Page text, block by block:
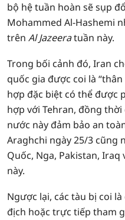
bộ hệ tuần hoàn sẽ sụp
Mohammed Al-Hashemi
trên Al Jazeeratuần này.
Trong bối cảnh đó, Iran
quốc gia được coi là
hợp đặc biệt có thể được
hợp với Tehran, đồng
nước này đảm bảo an
Araghchi ngày 25/3 cũng
Quốc, Nga, Pakistan,
này.
Ngược lại, các tàu bị coi
địch hoặc trực tiếp tham